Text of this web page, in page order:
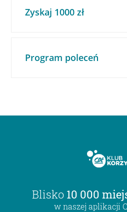
Zyskaj 1000 zł
Program poleceń
Blisko 10 000
w naszej aplikacji